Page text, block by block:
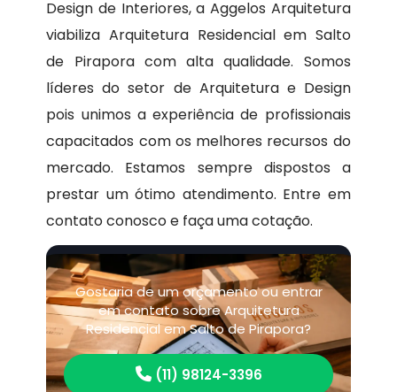
Design de Interiores, a Aggelos Arquitetura
viabiliza Arquitetura Residencial em Salto
de Pirapora com alta qualidade. Somos
líderes do setor de Arquitetura e Design
pois unimos a experiência de profissionais
capacitados com os melhores recursos do
mercado. Estamos sempre dispostos a
prestar um ótimo atendimento. Entre em
contato conosco e faça uma cotação.
Gostaria de um orçamento ou entrar
em contato sobre Arquitetura
Residencial em Salto de Pirapora?
(11) 98124-3396